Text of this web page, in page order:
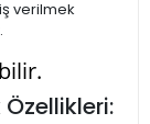
verilmek
Özellikleri: